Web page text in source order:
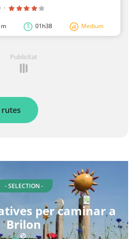
·
m 01h38 Medium
Publicitat
- SELECTION -
per caminar a
Brilon